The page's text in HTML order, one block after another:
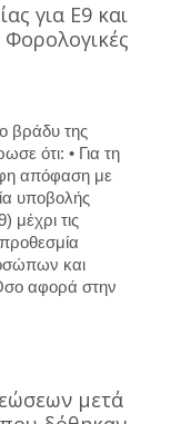
για Ε9 και
βράδυ της
ότι: • Για τη
απόφαση με
υποβολής
μέχρι τις
και
αφορά στην
μετά